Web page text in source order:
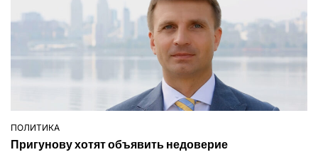
ОПУБЛІКУВАТИ
ПОЛИТИКА
Пригунову хотят объявить недоверие